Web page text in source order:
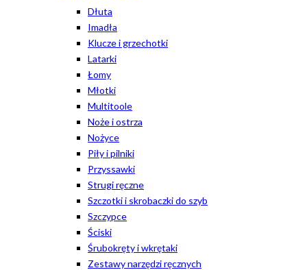
Dłuta
Imadła
Klucze i grzechotki
Latarki
Łomy
Młotki
Multitoole
Noże i ostrza
Nożyce
Piły i pilniki
Przyssawki
Strugi ręczne
Szczotki i skrobaczki do szyb
Szczypce
Ściski
Śrubokręty i wkrętaki
Zestawy narzędzi ręcznych